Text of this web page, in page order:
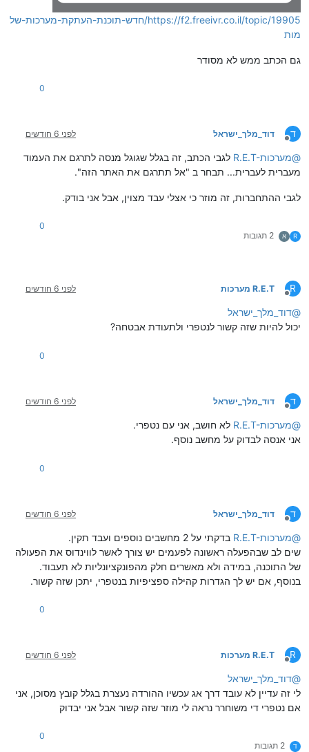
https://f2.freeivr.co.il/topic/19905/חדש-תוכנת-העתקת-מערכות-של
מות
גם הכתב ממש לא מסודר
0
ד
מנותק
דוד_מלך_ישראל לפני 6 חודשים
@R.E.T-מערכות
לגבי הכתב, זה בגלל שגוגל מנסה לתרגם את העמוד
מעברית לעברית... תבחר ב "אל תתרגם את האתר הזה".
לגבי ההתחברות, זה מוזר כי אצלי עבד מצוין, אבל אני בודק.
R א 2 תגובות
0
R
מנותק
R.E.T מערכות לפני 6 חודשים
@דוד_מלך_ישראל
יכול להיות שזה קשור לנטפרי ולתעודת אבטחה?
0
ד
מנותק
דוד_מלך_ישראל לפני 6 חודשים
@R.E.T-מערכות
לא חושב, אני עם נטפרי.
אני אנסה לבדוק על מחשב נוסף.
0
ד
מנותק
דוד_מלך_ישראל לפני 6 חודשים
@R.E.T-מערכות
בדקתי על 2 מחשבים נוספים ועבד תקין.
שים לב שבהפעלה ראשונה לפעמים יש צורך לאשר לווינדוס את הפעולה
של התוכנה, במידה ולא מאשרים חלק מהפונקציונליות לא תעבוד.
בנוסף, אם יש לך הגדרות קהילה ספציפיות בנטפרי, יתכן שזה קשור.
0
R
מנותק
R.E.T מערכות לפני 6 חודשים
@דוד_מלך_ישראל
לי זה עדיין לא עובד דרך אג עכשיו ההורדה נעצרת בגלל קובץ מסוכן, אני
אם נטפרי די משוחרר נראה לי מוזר שזה קשור אבל אני יבדוק
ד 2 תגובות
0